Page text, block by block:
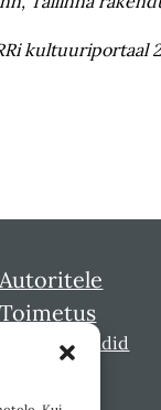
kultuuriportaal
Autoritele
Toimetus
Sirbi laureaadid